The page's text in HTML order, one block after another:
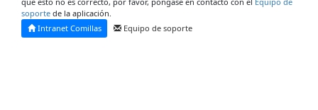
soporte de la aplicación.
Intranet Comillas
Equipo de soporte